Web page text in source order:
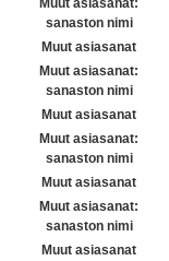
Muut asiasanat:
sanaston nimi
Muut asiasanat
Muut asiasanat:
sanaston nimi
Muut asiasanat
Muut asiasanat:
sanaston nimi
Muut asiasanat
Muut asiasanat:
sanaston nimi
Muut asiasanat